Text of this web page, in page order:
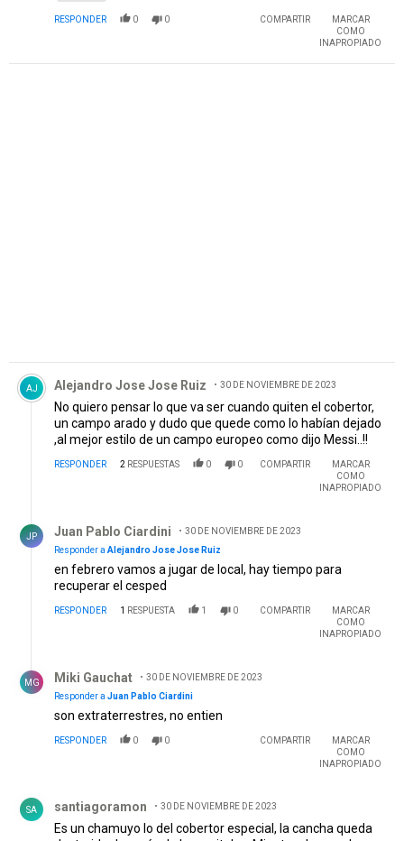
RESPONDER 0 0 COMPARTIR
MARCAR
COMO
INAPROPIADO
Comentario de Alejandro Jose Jose Ruiz.
AJ Alejandro Jose Jose Ruiz 30 DE NOVIEMBRE DE 2023
No quiero pensar lo que va ser cuando quiten el cobertor,
un campo arado y dudo que quede como lo habían dejado
,al mejor estilo de un campo europeo como dijo Messi..!!
RESPONDER 2 RESPUESTAS 0 0 COMPARTIR
MARCAR
COMO
INAPROPIADO
JP Juan Pablo Ciardini
30 DE NOVIEMBRE DE 2023
Responder aAlejandro Jose Jose Ruiz
en febrero vamos a jugar de local, hay tiempo para
recuperar el cesped
RESPONDER 1 RESPUESTA 1 0 COMPARTIR
MARCAR
COMO
INAPROPIADO
MG Miki Gauchat
30 DE NOVIEMBRE DE 2023
Responder a Juan Pablo Ciardini
son extraterrestres, no entien
RESPONDER 0 0 COMPARTIR
MARCAR
COMO
INAPROPIADO
SA santiagoramon 30 DE NOVIEMBRE DE 2023
Es un chamuyo lo del cobertor especial, la cancha queda